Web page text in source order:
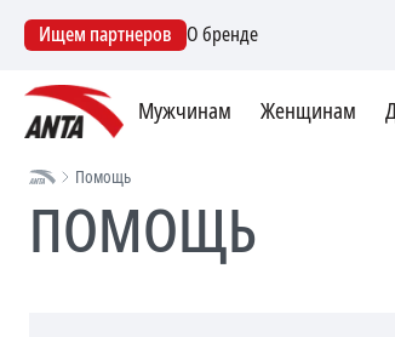
Ищем партнеров О бренде
Мужчинам Женщинам
Помощь
ПОМОЩЬ